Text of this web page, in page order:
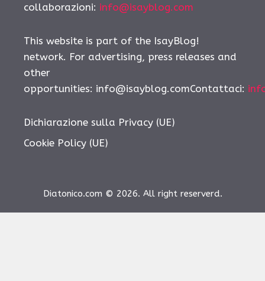
collaborazioni: info@isayblog.com
This website is part of the IsayBlog!
network. For advertising, press releases and
other
opportunities: info@isayblog.comContattaci:
Dichiarazione sulla Privacy (UE)
Cookie Policy (UE)
Diatonico.com © 2026. All right reserverd.